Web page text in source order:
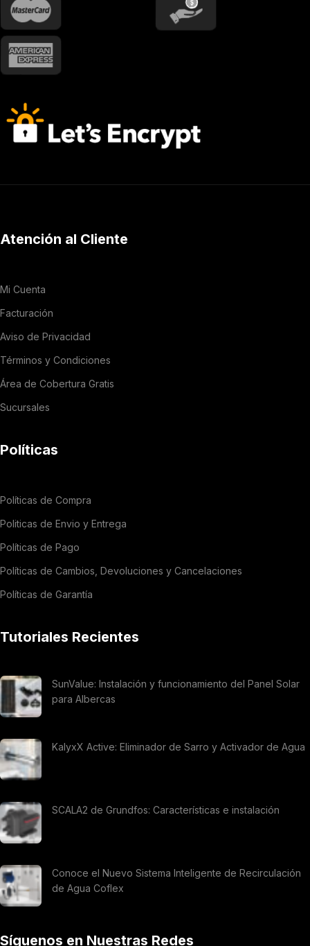
Atención al Cliente
Mi Cuenta
Facturación
Aviso de Privacidad
Términos y Condiciones
Área de Cobertura Gratis
Sucursales
Políticas
Políticas de Compra
Politicas de Envio y Entrega
Políticas de Pago
Políticas de Cambios, Devoluciones y Cancelaciones
Políticas de Garantía
Tutoriales Recientes
SunValue: Instalación y funcionamiento del Panel Solar
para Albercas
KalyxX Active: Eliminador de Sarro y Activador de Agua
SCALA2 de Grundfos: Características e instalación
Conoce el Nuevo Sistema Inteligente de Recirculación
de Agua Coflex
Síguenos en Nuestras Redes